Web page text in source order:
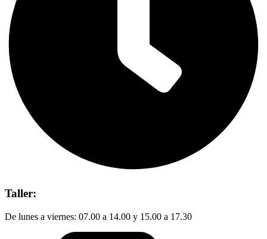
Taller:
De lunes a viernes: 07.00 a 14.00 y 15.00 a 17.30